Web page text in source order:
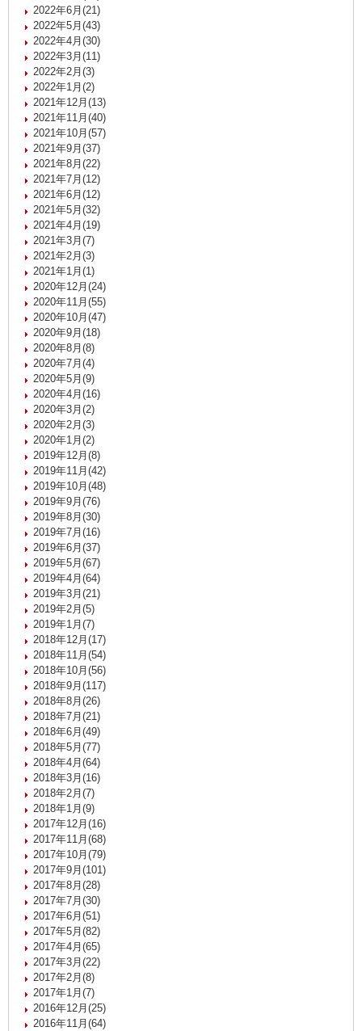
2022年6月(21)
2022年5月(43)
2022年4月(30)
2022年3月(11)
2022年2月(3)
2022年1月(2)
2021年12月(13)
2021年11月(40)
2021年10月(57)
2021年9月(37)
2021年8月(22)
2021年7月(12)
2021年6月(12)
2021年5月(32)
2021年4月(19)
2021年3月(7)
2021年2月(3)
2021年1月(1)
2020年12月(24)
2020年11月(55)
2020年10月(47)
2020年9月(18)
2020年8月(8)
2020年7月(4)
2020年5月(9)
2020年4月(16)
2020年3月(2)
2020年2月(3)
2020年1月(2)
2019年12月(8)
2019年11月(42)
2019年10月(48)
2019年9月(76)
2019年8月(30)
2019年7月(16)
2019年6月(37)
2019年5月(67)
2019年4月(64)
2019年3月(21)
2019年2月(5)
2019年1月(7)
2018年12月(17)
2018年11月(54)
2018年10月(56)
2018年9月(117)
2018年8月(26)
2018年7月(21)
2018年6月(49)
2018年5月(77)
2018年4月(64)
2018年3月(16)
2018年2月(7)
2018年1月(9)
2017年12月(16)
2017年11月(68)
2017年10月(79)
2017年9月(101)
2017年8月(28)
2017年7月(30)
2017年6月(51)
2017年5月(82)
2017年4月(65)
2017年3月(22)
2017年2月(8)
2017年1月(7)
2016年12月(25)
2016年11月(64)